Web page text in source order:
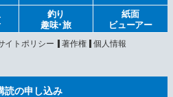
釣り
趣味･旅
紙面
ビューアー
イトポリシー 著作権
個人情報
読の申し込み